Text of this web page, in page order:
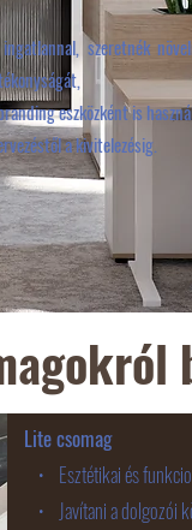
szeretnék
eszközként is
a kivitelezésig.
Lite csomag
• Esztétikai és
• Javítani a dolgozói